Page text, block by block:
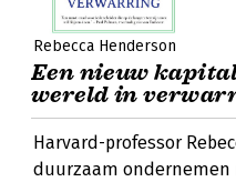
Rebecca Henderson
Een nieuw
wereld in
Harvard-professor
duurzaam